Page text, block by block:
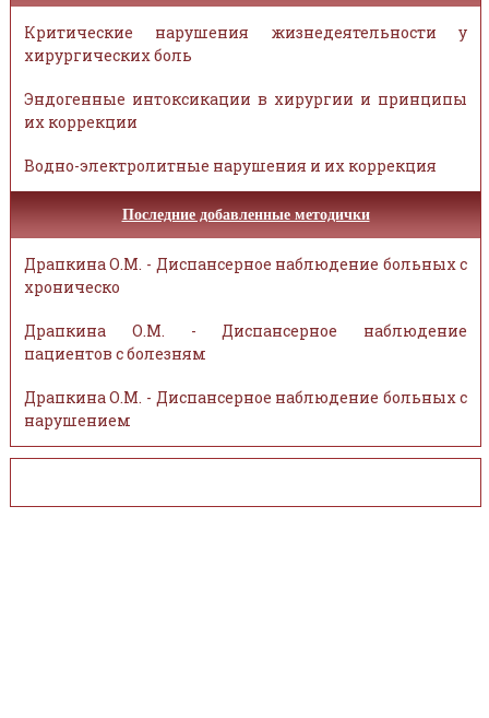
Критические нарушения жизнедеятельности у
хирургических боль
Эндогенные интоксикации в хирургии и принципы
их коррекции
Водно-электролитные нарушения и их коррекция
Последние добавленные методички
Драпкина О.М. - Диспансерное наблюдение больных с
хроническо
Драпкина О.М. - Диспансерное наблюдение
пациентов с болезням
Драпкина О.М. - Диспансерное наблюдение больных с
нарушением